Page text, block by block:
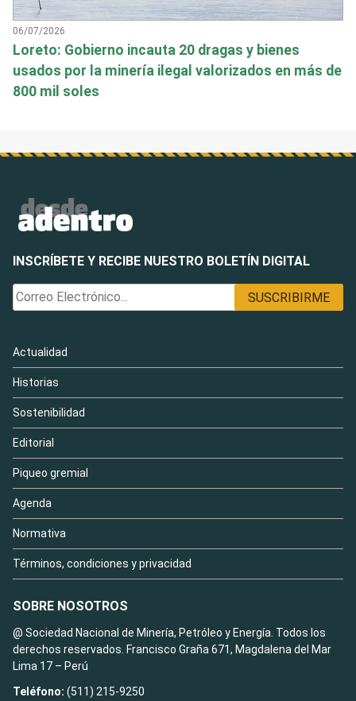
06/07/2026
Loreto: Gobierno incauta 20 dragas y bienes
usados por la minería ilegal valorizados en más de
800 mil soles
INSCRÍBETE Y RECIBE NUESTRO BOLETÍN DIGITAL
Actualidad
Historias
Sostenibilidad
Editorial
Piqueo gremial
Agenda
Normativa
Términos, condiciones y privacidad
SOBRE NOSOTROS
@ Sociedad Nacional de Minería, Petróleo y Energía. Todos los
derechos reservados. Francisco Graña 671, Magdalena del Mar
Lima 17 – Perú
Teléfono: (511) 215-9250